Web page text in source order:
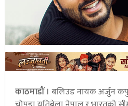
काठमाडौं । बलिउड नायक अर्जुन